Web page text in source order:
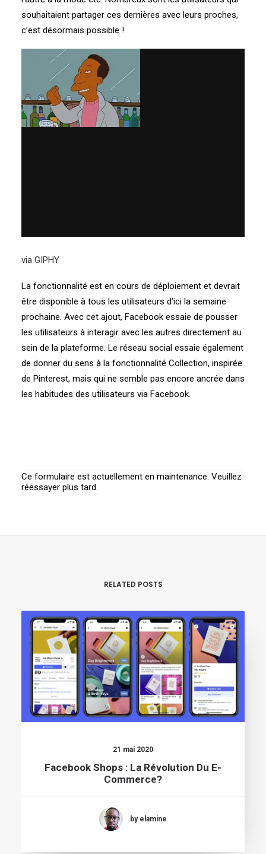
souhaitaient partager ces dernières avec leurs proches,
c’est désormais possible !
via GIPHY
La fonctionnalité est en cours de déploiement et devrait
être disponible à tous les utilisateurs d’ici la semaine
prochaine. Avec cet ajout, Facebook essaie de pousser
les utilisateurs à interagir avec les autres directement au
sein de la plateforme. Le réseau social essaie également
de donner du sens à la fonctionnalité Collection, inspirée
de Pinterest, mais qui ne semble pas encore ancrée dans
les habitudes des utilisateurs via Facebook.
Ce formulaire est actuellement en maintenance. Veuillez
réessayer plus tard.
RELATED POSTS
21 mai 2020
Facebook Shops : La Révolution Du E-
Commerce?
by elamine